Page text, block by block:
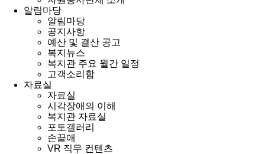
알림마당
알림마당
공지사항
예산 및 결산 공고
복지뉴스
복지관 주요 월간 일정
고객소리함
자료실
자료실
시각장애의 이해
복지관 자료실
포토갤러리
손끝애
VR 직무 컨텐츠